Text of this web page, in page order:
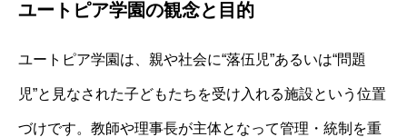
ユートピア学園の観念と目的
ユートピア学園は、親や社会に“落伍児”あるいは“問題
児”と見なされた子どもたちを受け入れる施設という位置
づけです。教師や理事長が主体となって管理・統制を重